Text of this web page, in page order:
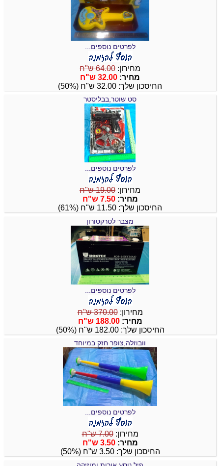
לפרטים נוספים...
מחירון: 64.00 ש"ח
מחיר: 32.00 ש"ח
החיסכון שלך: 32.00 ש"ח (50%)
סט שוטר,בבליסטר
לפרטים נוספים...
מחירון: 19.00 ש"ח
מחיר:7.50 ש"ח
החיסכון שלך: 11.50 ש"ח (61%)
מצבר לטרקטורון
לפרטים נוספים...
מחירון:370.00 ש"ח
מחיר:188.00 ש"ח
החיסכון שלך: 182.00 ש"ח (50%)
וובוזלה,צופר חזק במיוחד
לפרטים נוספים...
מחירון:7.00 ש"ח
מחיר:3.50 ש"ח
החיסכון שלך: 3.50 ש"ח (50%)